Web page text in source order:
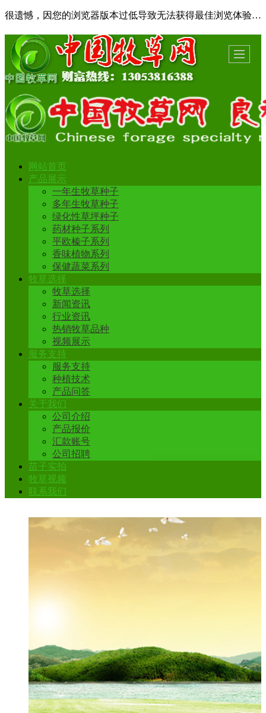
很遗憾，因您的浏览器版本过低导致无法获得最佳浏览体验，推荐下载安装谷歌浏览器！
网站首页
产品展示
一年生牧草种子
多年生牧草种子
绿化性草坪种子
药材种子系列
平欧榛子系列
香味植物系列
保健蔬菜系列
牧草选择
牧草选择
新闻资讯
行业资讯
热销牧草品种
视频展示
服务支持
服务支持
种植技术
产品问答
关于我们
公司介绍
产品报价
汇款账号
公司招聘
苗子实拍
牧草视频
联系我们